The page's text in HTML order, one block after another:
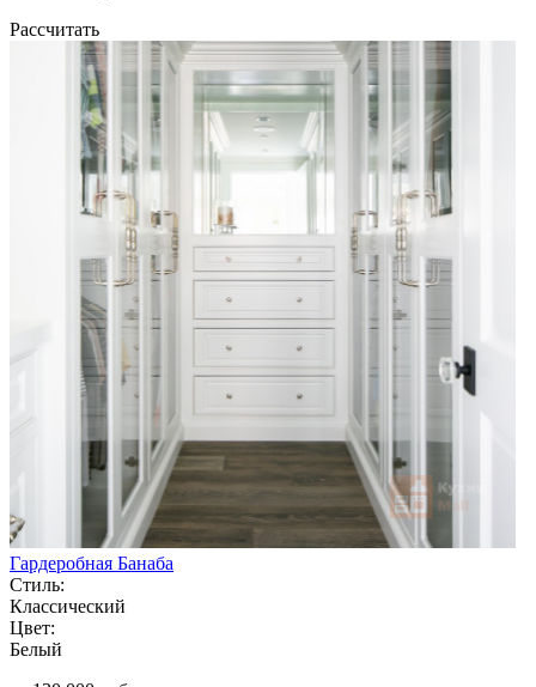
Рассчитать
Гардеробная Банаба
Стиль:
Классический
Цвет:
Белый